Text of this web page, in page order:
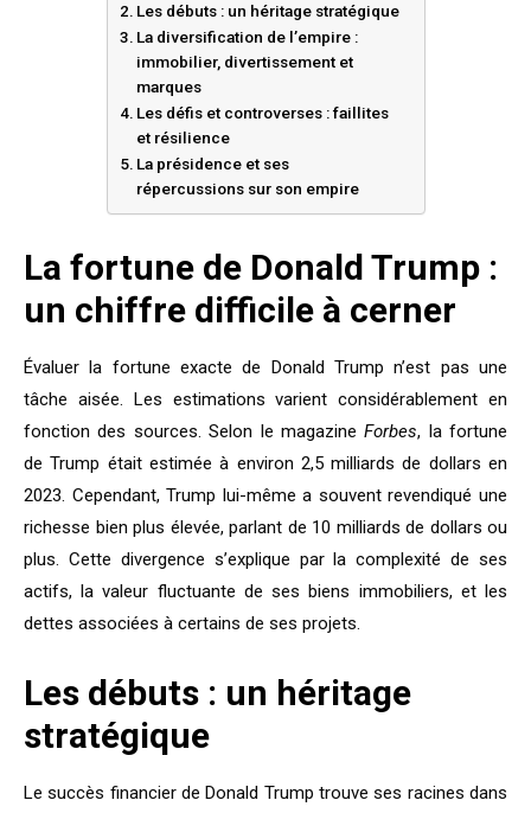
Les débuts : un héritage stratégique
La diversification de l’empire :
immobilier, divertissement et
marques
Les défis et controverses : faillites
et résilience
La présidence et ses
répercussions sur son empire
La fortune de Donald Trump :
un chiffre difficile à cerner
Évaluer la fortune exacte de Donald Trump n’est pas une
tâche aisée. Les estimations varient considérablement en
fonction des sources. Selon le magazineForbes, la fortune
de Trump était estimée à environ 2,5 milliards de dollars en
2023. Cependant, Trump lui-même a souvent revendiqué une
richesse bien plus élevée, parlant de 10 milliards de dollars ou
plus. Cette divergence s’explique par la complexité de ses
actifs, la valeur fluctuante de ses biens immobiliers, et les
dettes associées à certains de ses projets.
Les débuts : un héritage
stratégique
Le succès financier de Donald Trump trouve ses racines dans